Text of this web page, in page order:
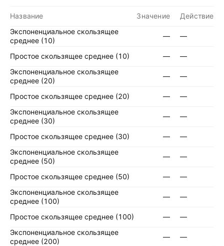
Название Значение
Действие
Экспоненциальное скользящее
среднее (10)
— —
Простое скользящее среднее (10) —
—
Экспоненциальное скользящее
среднее (20)
— —
Простое скользящее среднее (20) —
—
Экспоненциальное скользящее
среднее (30)
— —
Простое скользящее среднее (30) —
—
Экспоненциальное скользящее
среднее (50)
— —
Простое скользящее среднее (50) —
—
Экспоненциальное скользящее
среднее (100)
— —
Простое скользящее среднее (100) —
—
Экспоненциальное скользящее
среднее (200)
— —